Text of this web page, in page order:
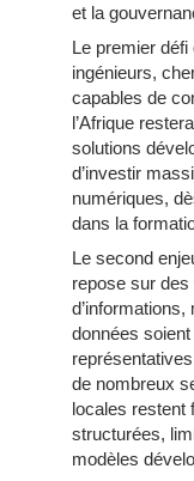
et la
Le premier
ingénieurs,
capables de
l’Afrique
solutions
d’investir
numériques,
dans la
Le second
repose sur
données
de nombreux
locales restent
structurées,
modèles